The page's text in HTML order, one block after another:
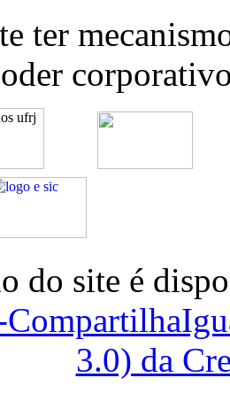
ter
do site é
3.0) da